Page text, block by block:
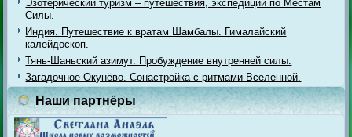
Эзотерический туризм – путешествия, экспедиции по Местам
Силы.
Индия. Путешествие к вратам Шамбалы. Гималайский
калейдоскоп.
Тянь-Шаньский азимут. Пробуждение внутренней силы.
Загадочное Окунёво. Сонастройка с ритмами Вселенной.
Наши партнёры